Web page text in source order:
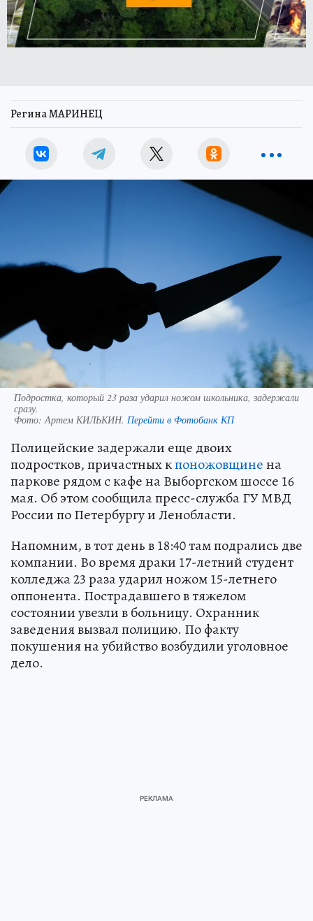
Регина МАРИНЕЦ
Подростка, который 23 раза ударил ножом школьника, задержали
сразу.
Фото: Артем КИЛЬКИН. Перейти в Фотобанк КП
Полицейские задержали еще двоих
подростков, причастных кпоножовщинена
паркове рядом с кафе на Выборгском шоссе 16
мая. Об этом сообщила пресс-служба ГУ МВД
России по Петербургу и Ленобласти.
Напомним, в тот день в 18:40 там подрались две
компании. Во время драки 17-летний студент
колледжа 23 раза ударил ножом 15-летнего
оппонента. Пострадавшего в тяжелом
состоянии увезли в больницу. Охранник
заведения вызвал полицию. По факту
покушения на убийство возбудили уголовное
дело.